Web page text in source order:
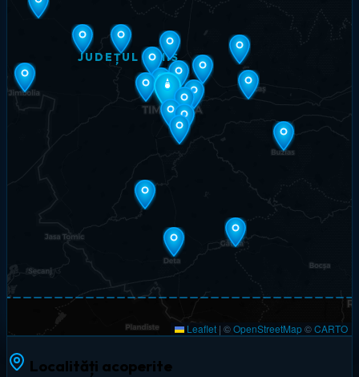
JUDEȚUL TIMIȘ
Leaflet | ©OpenStreetMap©CARTO
Localități acoperite